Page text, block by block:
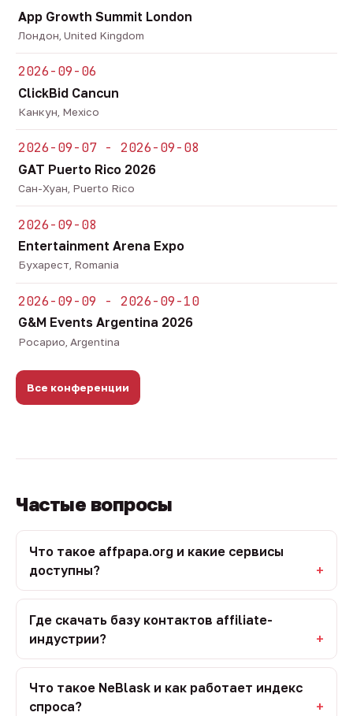
App Growth Summit London
Лондон, United Kingdom
2026-09-06
ClickBid Cancun
Канкун, Mexico
2026-09-07 - 2026-09-08
GAT Puerto Rico 2026
Сан-Хуан, Puerto Rico
2026-09-08
Entertainment Arena Expo
Бухарест, Romania
2026-09-09 - 2026-09-10
G&M Events Argentina 2026
Росарио, Argentina
Все конференции
Частые вопросы
Что такое affpapa.org и какие сервисы
доступны?
Где скачать базу контактов affiliate-
индустрии?
Что такое NeBlask и как работает индекс
спроса?